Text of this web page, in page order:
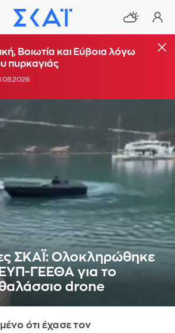
Βοιωτία και Εύβοια λόγω
πυρκαγιάς
ΣΚΑΪ: Ολοκληρώθηκε
ΓΕΕΘΑ για το
drone
ότι έχασε τον